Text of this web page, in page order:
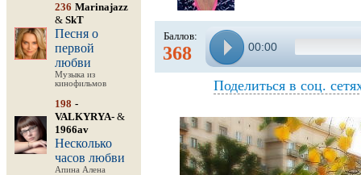
236 Marinajazz
& SkT
Песня о
первой
любви
Музыка из
кинофильмов
198 -
VALKYRYA- &
1966av
Несколько
часов любви
Апина Алена
Баллов:
368 00:00
Поделиться в соц.